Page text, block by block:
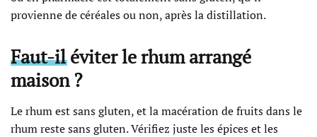
provienne de céréales ou non, après la distillation.
Faut-il éviter le rhum arrangé
maison ?
Le rhum est sans gluten, et la macération de fruits dans le
rhum reste sans gluten. Vérifiez juste les épices et les